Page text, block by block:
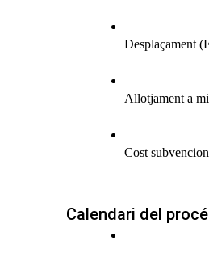
Desplaçament
Allotjament a
Cost
Calendari del